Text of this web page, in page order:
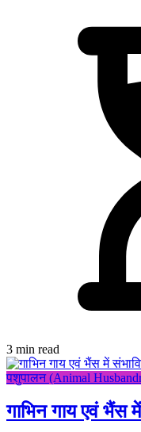
3 min read
पशुपालन (Animal
गाभिन गाय एवं भैंस